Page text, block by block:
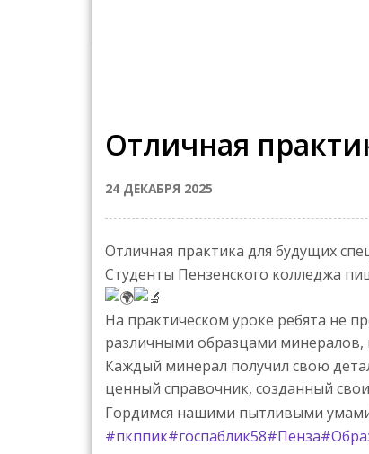
Отличная
24 ДЕКАБРЯ 2025
Отличная практика для будущих
Студенты Пензенского колледжа
На практическом уроке ребята не
различными образцами минералов,
Каждый минерал получил свою
ценный справочник, созданный
Гордимся нашими пытливыми
#пкппик#госпаблик58#Пенза